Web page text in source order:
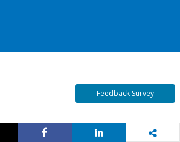
Feedback Survey